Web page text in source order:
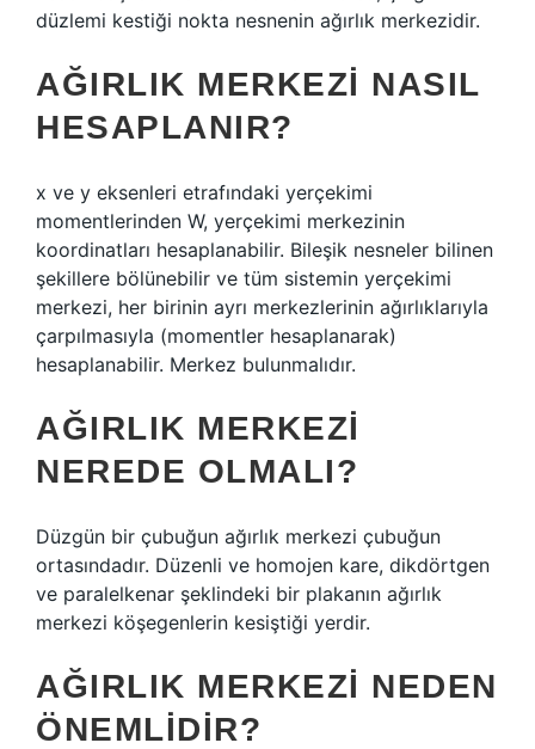
düzlemi kestiği nokta nesnenin ağırlık merkezidir.
AĞIRLIK MERKEZI NASIL
HESAPLANIR?
x ve y eksenleri etrafındaki yerçekimi
momentlerinden W, yerçekimi merkezinin
koordinatları hesaplanabilir. Bileşik nesneler bilinen
şekillere bölünebilir ve tüm sistemin yerçekimi
merkezi, her birinin ayrı merkezlerinin ağırlıklarıyla
çarpılmasıyla (momentler hesaplanarak)
hesaplanabilir. Merkez bulunmalıdır.
AĞIRLIK MERKEZI
NEREDE OLMALI?
Düzgün bir çubuğun ağırlık merkezi çubuğun
ortasındadır. Düzenli ve homojen kare, dikdörtgen
ve paralelkenar şeklindeki bir plakanın ağırlık
merkezi köşegenlerin kesiştiği yerdir.
AĞIRLIK MERKEZI NEDEN
ÖNEMLIDIR?